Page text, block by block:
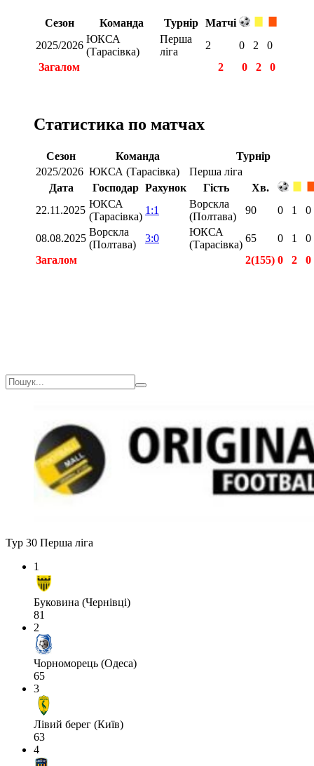
Сезон Команда Турнір Матчі
2025/2026
ЮКСА
(Тарасівка)
Перша
ліга
2 0 2
0
Загалом
2 0 2 0
Статистика по матчах
Сезон Команда
Турнір
2025/2026 ЮКСА (Тарасівка)
Перша ліга
Дата
Господар Рахунок Гість
Хв.
22.11.2025
ЮКСА
(Тарасівка)
1:1
Ворскла
(Полтава)
90 0 1 0
08.08.2025
Ворскла
(Полтава)
3:0
ЮКСА
(Тарасівка)
65 0 1
0
Загалом
2(155) 0 2
0
Тур 30 Перша ліга
1
Буковина (Чернівці)
81
2
Чорноморець (Одеса)
65
3
Лівий берег (Київ)
63
4